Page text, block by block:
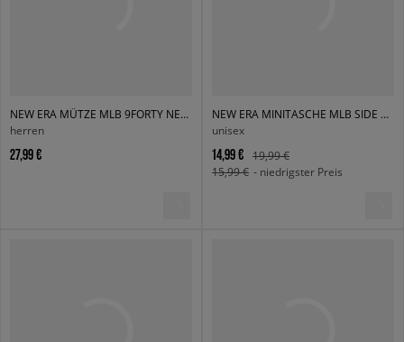
NEW ERA MÜTZE MLB 9FORTY NEW YORK YANKEES NEW YORK YANKEES
herren
27,99 €
NEW ERA MINITASCHE MLB SIDE BAG NYY BLK BLKWHI NEW YORK YANK
unisex
14,99 €
19,99 €
15,99 € - niedrigster Preis